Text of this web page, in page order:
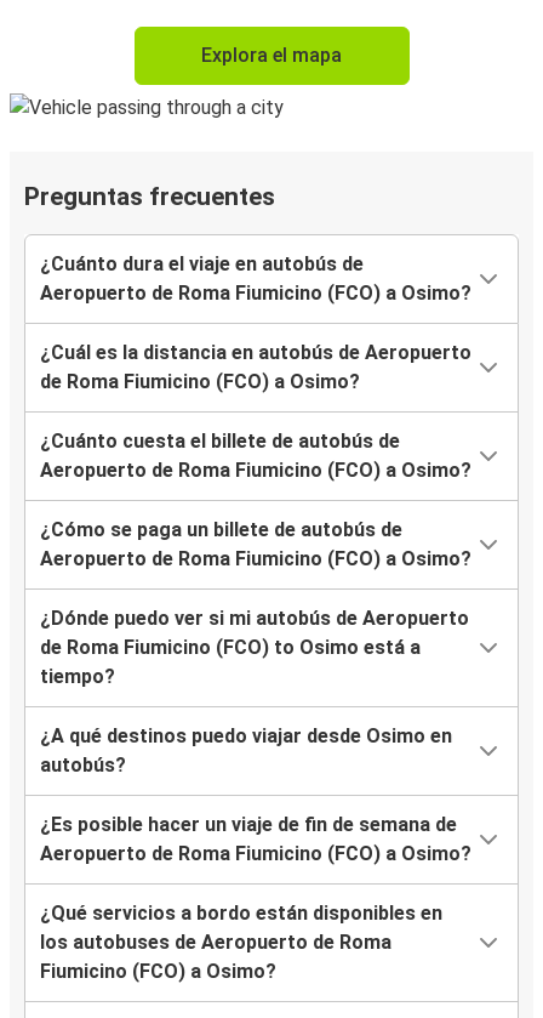
Explora el mapa
Preguntas frecuentes
¿Cuánto dura el viaje en autobús de
Aeropuerto de Roma Fiumicino (FCO) a Osimo?
¿Cuál es la distancia en autobús de Aeropuerto
de Roma Fiumicino (FCO) a Osimo?
¿Cuánto cuesta el billete de autobús de
Aeropuerto de Roma Fiumicino (FCO) a Osimo?
¿Cómo se paga un billete de autobús de
Aeropuerto de Roma Fiumicino (FCO) a Osimo?
¿Dónde puedo ver si mi autobús de Aeropuerto
de Roma Fiumicino (FCO) to Osimo está a
tiempo?
¿A qué destinos puedo viajar desde Osimo en
autobús?
¿Es posible hacer un viaje de fin de semana de
Aeropuerto de Roma Fiumicino (FCO) a Osimo?
¿Qué servicios a bordo están disponibles en
los autobuses de Aeropuerto de Roma
Fiumicino (FCO) a Osimo?